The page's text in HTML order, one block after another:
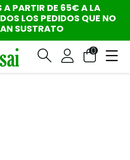
A PARTIR DE 65€ A LA
LOS PEDIDOS QUE NO
SUSTRATO
0